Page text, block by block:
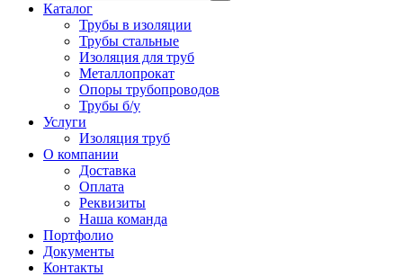
Каталог
Трубы в изоляции
Трубы стальные
Изоляция для труб
Металлопрокат
Опоры трубопроводов
Трубы б/у
Услуги
Изоляция труб
О компании
Доставка
Оплата
Реквизиты
Наша команда
Портфолио
Документы
Контакты